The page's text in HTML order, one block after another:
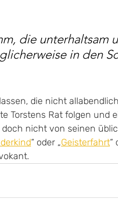
die unterhaltsam
in den
die nicht
Torstens Rat folgen und
doch nicht von seinen
“ oder „Geisterfahrt“